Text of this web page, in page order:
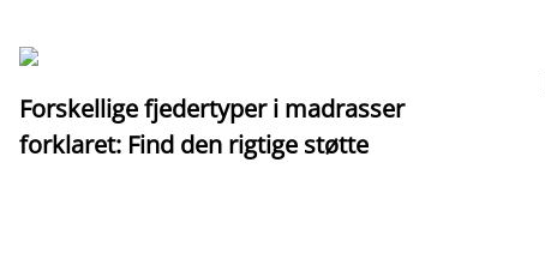
Forskellige fjedertyper i madrasser
forklaret: Find den rigtige støtte